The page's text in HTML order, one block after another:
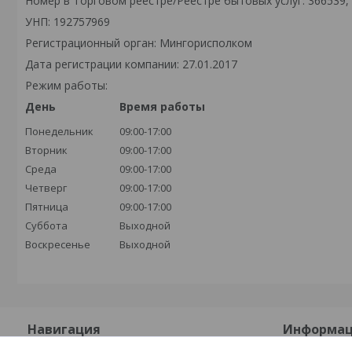
УНП: 192757969
Регистрационный орган: Мингорисполком
Дата регистрации компании: 27.01.2017
Режим работы:
День
Время работы
Понедельник
09:00-17:00
Вторник
09:00-17:00
Среда
09:00-17:00
Четверг
09:00-17:00
Пятница
09:00-17:00
Суббота
Выходной
Воскресенье
Выходной
Навигация